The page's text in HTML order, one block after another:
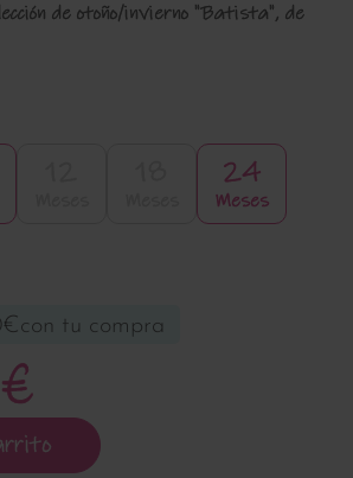
de otoño/invierno "Batista", de
24
Meses
con tu compra